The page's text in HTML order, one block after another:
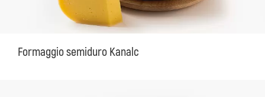
Formaggio semiduro Kanalc